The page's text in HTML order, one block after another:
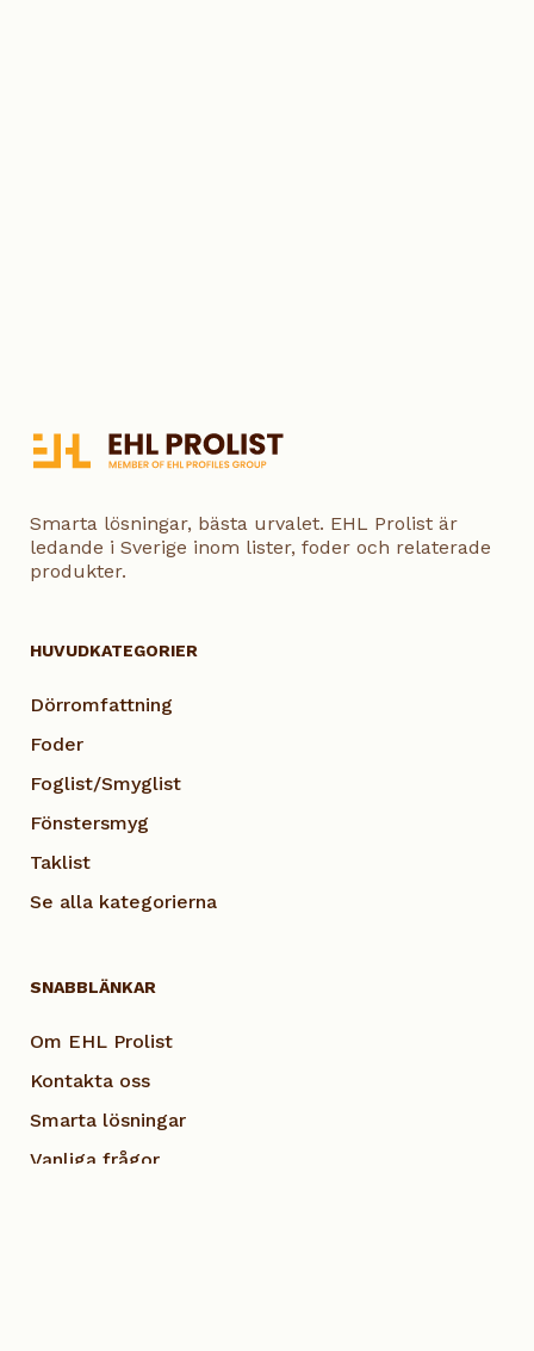
Smarta lösningar, bästa urvalet. EHL Prolist är
ledande i Sverige inom lister, foder och relaterade
produkter.
HUVUDKATEGORIER
Dörromfattning
Foder
Foglist/Smyglist
Fönstersmyg
Taklist
Se alla kategorierna
SNABBLÄNKAR
Om EHL Prolist
Kontakta oss
Smarta lösningar
Vanliga frågor